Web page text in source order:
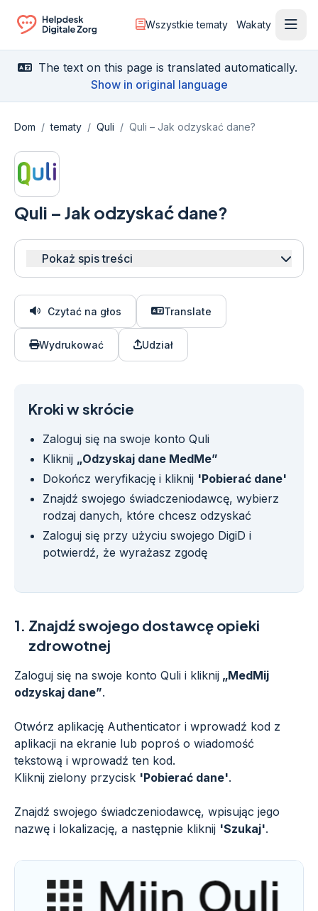
Ga naar de homepagina
Wszystkie tematy Wakaty
The text on this page is translated automatically.
Show in original language
Dom / tematy / Quli / Quli – Jak odzyskać dane?
Quli – Jak odzyskać dane?
Pokaż spis treści
Czytać na głos Translate
Wydrukować Udział
Kroki w skrócie
Zaloguj się na swoje konto Quli
Kliknij „Odzyskaj dane MedMe”
Dokończ weryfikację i kliknij 'Pobierać dane'
Znajdź swojego świadczeniodawcę, wybierz
rodzaj danych, które chcesz odzyskać
Zaloguj się przy użyciu swojego DigiD i
potwierdź, że wyrażasz zgodę
1. Znajdź swojego dostawcę opieki
zdrowotnej
Zaloguj się na swoje konto Quli i kliknij „MedMij
odzyskaj dane”.
Otwórz aplikację Authenticator i wprowadź kod z
aplikacji na ekranie lub poproś o wiadomość
tekstową i wprowadź ten kod.
Kliknij zielony przycisk 'Pobierać dane'.
Znajdź swojego świadczeniodawcę, wpisując jego
nazwę i lokalizację, a następnie kliknij 'Szukaj'.